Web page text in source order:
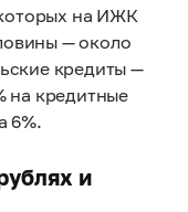
на ИЖК
—около
кредиты —
на кредитные
6%.
и